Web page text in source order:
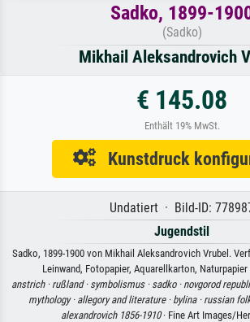
Sadko, 1899-
(Sadko)
Mikhail Aleksandrovich
€ 145.08
Enthält 19% MwSt.
Kunstdruck
Undatiert · Bild-ID:
Jugendstil
Sadko, 1899-1900 von Mikhail Aleksandrovich Vrubel.
Leinwand, Fotopapier, Aquarellkarton, Naturpapier
anstrich · rußland · symbolismus · sadko · novgorod
mythology · allegory and literature · bylina · russian
alexandrovich 1856-1910· Fine Art Images/